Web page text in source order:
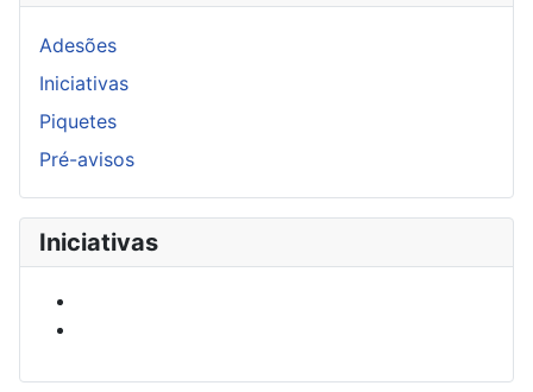
Adesões
Iniciativas
Piquetes
Pré-avisos
Iniciativas